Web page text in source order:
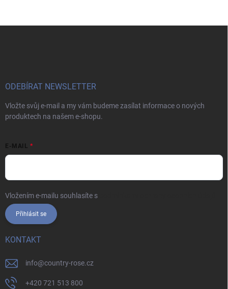
ODEBÍRAT NEWSLETTER
Vložte svůj e-mail a my vám budeme zasílat informace o nových
produktech na našem e-shopu.
E-MAIL
Vložením e-mailu souhlasíte s
Přihlásit se
KONTAKT
info@country-rose.cz
+420 721 513 800